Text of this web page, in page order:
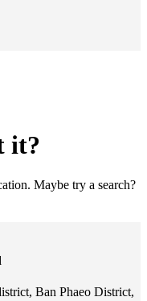
it?
Maybe try a search?
Ban Phaeo District,